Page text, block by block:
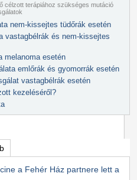
célzott terápiához szükséges mutáció
nem-kissejtes tüdőrák esetén
vastagbélrák és nem-kissejtes
melanoma esetén
emlőrák és gyomorrák esetén
vastagbélrák esetén
kezeléséről?
a Fehér Ház partnere lett a